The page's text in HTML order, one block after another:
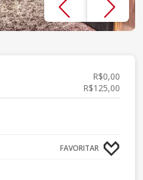
R$0,00
R$125,00
FAVORITAR